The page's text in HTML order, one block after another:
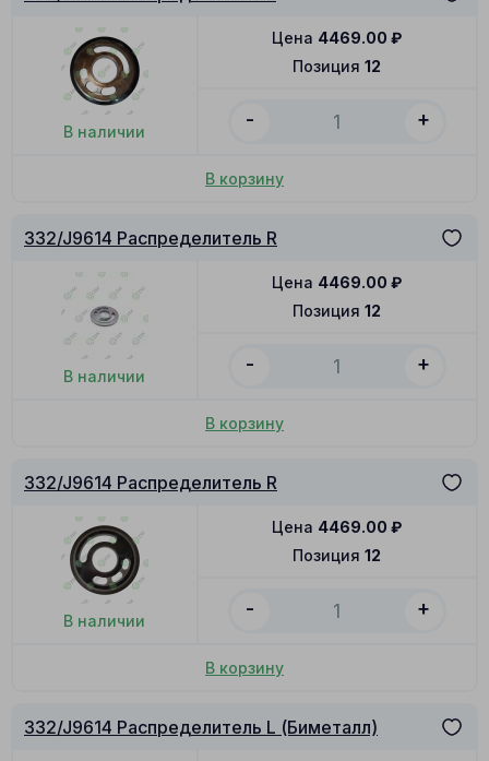
В наличии
Позиция 12
Цена 4469.00 ₽
- +
В корзину
332/J9614 Распределитель R
В наличии
Позиция 12
Цена 4469.00 ₽
- +
В корзину
332/J9614 Распределитель R
В наличии
Позиция 12
Цена 4469.00 ₽
- +
В корзину
332/J9614 Распределитель L (Биметалл)